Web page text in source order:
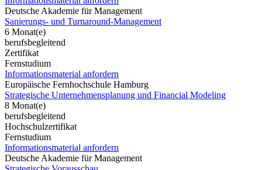
Deutsche Akademie für Management
Sanierungs- und Turnaround-Management
6 Monat(e)
berufsbegleitend
Zertifikat
Fernstudium
Informationsmaterial anfordern
Europäische Fernhochschule Hamburg
Strategische Unternehmensplanung und Financial Modeling
8 Monat(e)
berufsbegleitend
Hochschulzertifikat
Fernstudium
Informationsmaterial anfordern
Deutsche Akademie für Management